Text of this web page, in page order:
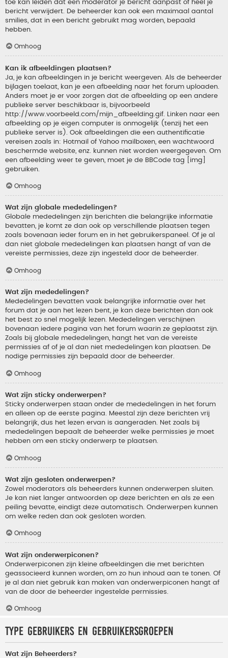
toe kan leiden dat een moderator je bericht aanpast of heel je
bericht verwijdert. De beheerder kan ook een maximaal aantal
smilies, dat in een bericht gebruikt mag worden, bepaald
hebben.
Omhoog
Kan ik afbeeldingen plaatsen?
Ja, je kan afbeeldingen in je bericht weergeven. Als de beheerder
bijlagen toelaat, kan je een afbeelding naar het forum uploaden.
Anders moet je er voor zorgen dat de afbeelding op een andere
publieke server beschikbaar is, bijvoorbeeld
http://www.voorbeeld.com/mijn_afbeelding.gif. Linken naar een
afbeelding op je eigen computer is onmogelijk (tenzij het een
publieke server is). Ook afbeeldingen die een authentificatie
vereisen zoals in: Hotmail of Yahoo mailboxen, een wachtwoord
beschermde website, enz. kunnen niet worden weergegeven. Om
een afbeelding weer te geven, moet je de BBCode tag [img]
gebruiken.
Omhoog
Wat zijn globale mededelingen?
Globale mededelingen zijn berichten die belangrijke informatie
bevatten, je komt ze dan ook op verschillende plaatsen tegen
zoals bovenaan ieder forum en in het gebruikerspaneel. Of je al
dan niet globale mededelingen kan plaatsen hangt af van de
vereiste permissies, deze zijn ingesteld door de beheerder.
Omhoog
Wat zijn mededelingen?
Mededelingen bevatten vaak belangrijke informatie over het
forum dat je aan het lezen bent, je kan deze berichten dan ook
het best zo snel mogelijk lezen. Mededelingen verschijnen
bovenaan iedere pagina van het forum waarin ze geplaatst zijn.
Zoals bij globale mededelingen, hangt het van de vereiste
permissies af of je al dan niet mededelingen kan plaatsen. De
nodige permissies zijn bepaald door de beheerder.
Omhoog
Wat zijn sticky onderwerpen?
Sticky onderwerpen staan onder de mededelingen in het forum
en alleen op de eerste pagina. Meestal zijn deze berichten vrij
belangrijk, dus het lezen ervan is aangeraden. Net zoals bij
mededelingen bepaalt de beheerder welke permissies je moet
hebben om een sticky onderwerp te plaatsen.
Omhoog
Wat zijn gesloten onderwerpen?
Zowel moderators als beheerders kunnen onderwerpen sluiten.
Je kan niet langer antwoorden op deze berichten en als ze een
peiling bevatte, eindigt deze automatisch. Onderwerpen kunnen
om welke reden dan ook gesloten worden.
Omhoog
Wat zijn onderwerpiconen?
Onderwerpiconen zijn kleine afbeeldingen die met berichten
geassocieerd kunnen worden, om zo hun inhoud aan te tonen. Of
je al dan niet gebruik kan maken van onderwerpiconen hangt af
van de door de beheerder ingestelde permissies.
Omhoog
Type gebruikers en gebruikersgroepen
Wat zijn Beheerders?